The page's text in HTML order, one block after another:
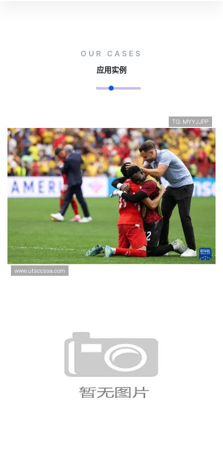
OUR CASES
应用实例
瑞士点球大战淘汰哥伦比亚：世
界杯淘汰赛经典对决
瑞士点球大战淘汰哥伦比亚：世
界杯淘汰赛经典对决